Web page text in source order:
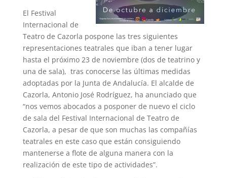
El Festival
Internacional de
Teatro de Cazorla pospone las tres siguientes
representaciones teatrales que iban a tener lugar
hasta el próximo 23 de noviembre (dos de teatrino y
una de sala), tras conocerse las últimas medidas
adoptadas por la Junta de Andalucía. El alcalde de
Cazorla, Antonio José Rodríguez, ha anunciado que
“nos vemos abocados a posponer de nuevo el ciclo
de sala del Festival Internacional de Teatro de
Cazorla, a pesar de que son muchas las compañías
teatrales en este caso que están consiguiendo
mantenerse a flote de alguna manera con la
realización de este tipo de actividades”.